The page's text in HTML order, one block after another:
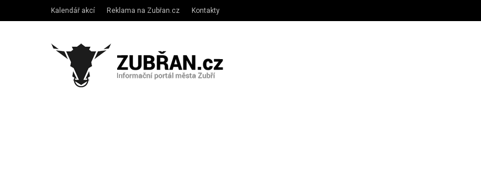
Kalendář akcí Reklama na Zubřan.cz Kontakty